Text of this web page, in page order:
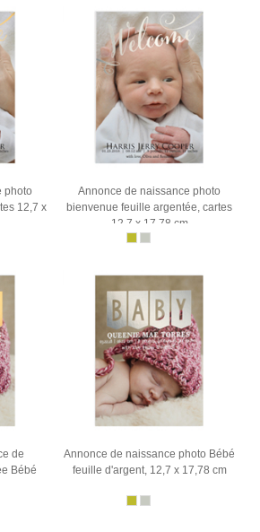
photo
12,7 x
Annonce de naissance photo
bienvenue feuille argentée, cartes
12,7 x 17,78 cm
de
Bébé
Annonce de naissance photo Bébé
feuille d'argent, 12,7 x 17,78 cm